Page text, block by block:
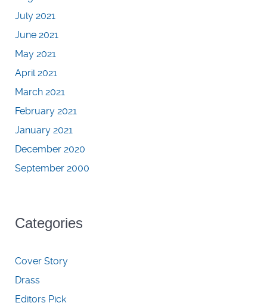
July 2021
June 2021
May 2021
April 2021
March 2021
February 2021
January 2021
December 2020
September 2000
Categories
Cover Story
Drass
Editors Pick